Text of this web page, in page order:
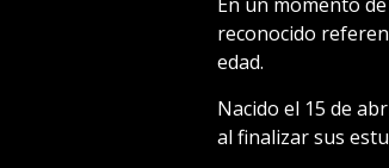
reconocido
edad.
Nacido el 15 de
al finalizar sus